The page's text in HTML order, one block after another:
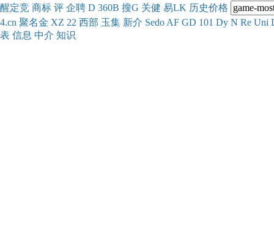
醒定竞 商标 评 企聘 D 360B 搜G 关健 易LK 历史价格
4.cn 聚名金 XZ 22 西部 玉集 新介 Sedo AF GD 101 Dy N Re Uni
表 信息 中介 知识